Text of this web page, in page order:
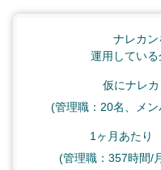
ナレカン
運用している
仮にナレ
(管理職：20名、メン
1ヶ月あたり
(管理職：357時間/